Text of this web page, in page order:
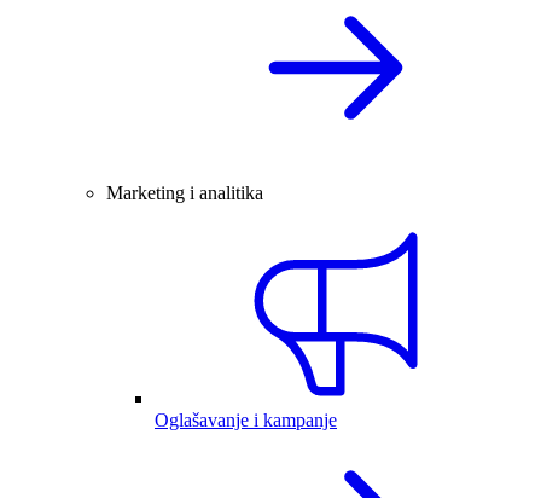
Marketing i analitika
Oglašavanje i kampanje